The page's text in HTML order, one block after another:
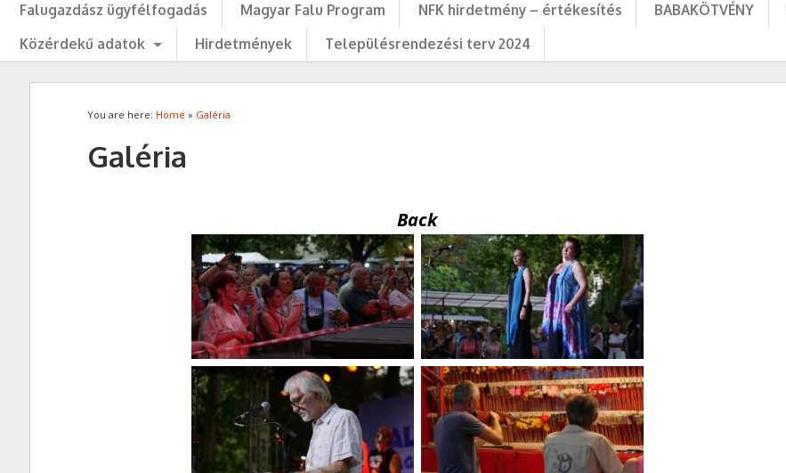
Falugazdász ügyfélfogadás
Magyar Falu Program NFK hirdetmény – értékesítés BABAKÖTVÉNY
Közérdekű adatok
Hirdetmények Településrendezési terv 2024
You are here: Home » Galéria
Galéria
Back